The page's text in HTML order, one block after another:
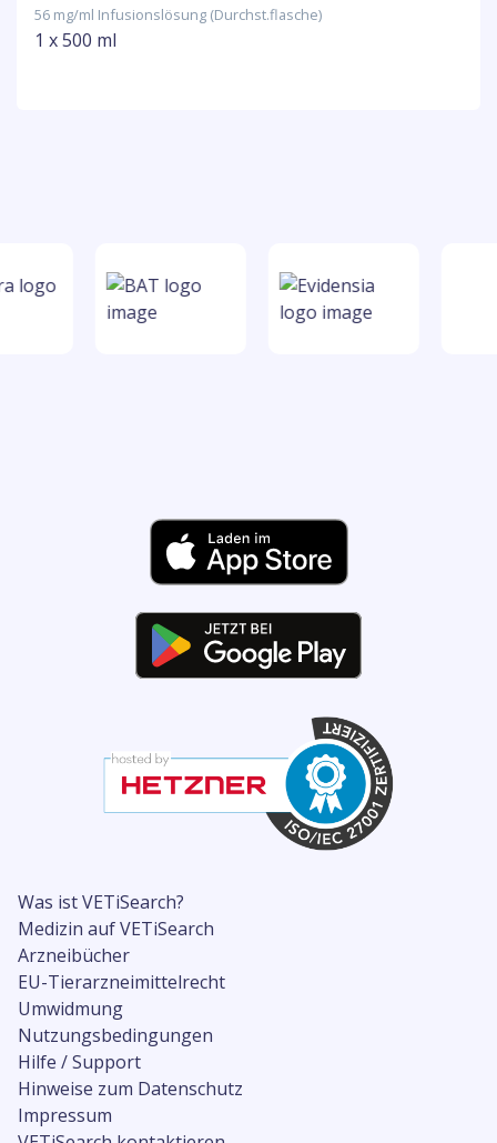
56 mg/ml Infusionslösung (Durchst.flasche)
1 x 500 ml
Was ist VETiSearch?
Medizin auf VETiSearch
Arzneibücher
EU-Tierarzneimittelrecht
Umwidmung
Nutzungsbedingungen
Hilfe / Support
Hinweise zum Datenschutz
Impressum